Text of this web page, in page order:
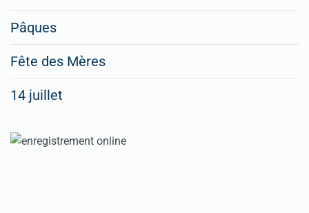
Pâques
Fête des Mères
14 juillet